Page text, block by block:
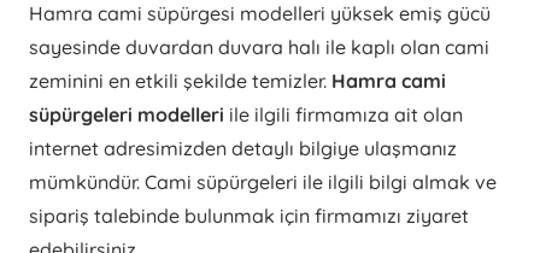
Hamra cami süpürgesi modelleri yüksek emiş gücü
sayesinde duvardan duvara halı ile kaplı olan cami
zeminini en etkili şekilde temizler. Hamra cami
süpürgeleri modelleri ile ilgili firmamıza ait olan
internet adresimizden detaylı bilgiye ulaşmanız
mümkündür. Cami süpürgeleri ile ilgili bilgi almak ve
sipariş talebinde bulunmak için firmamızı ziyaret